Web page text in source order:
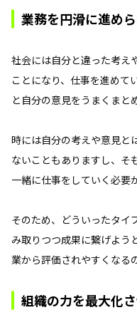
業務を円滑に進め
社会には自分と違った考え
ことになり、仕事を進めて
と自分の意見をうまくまと
時には自分の考えや意見と
ないこともありますし、そ
一緒に仕事をしていく必要
そのため、どういったタイ
み取りつつ成果に繋げよう
業から評価されやすくなる
組織の力を最大化